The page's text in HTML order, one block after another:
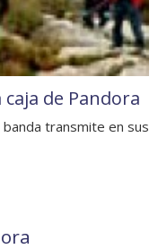
de Pandora
transmite en sus